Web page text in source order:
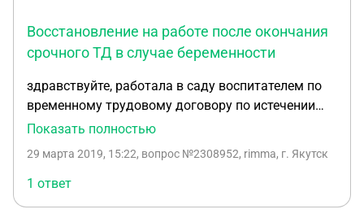
Восстановление на работе после окончания
срочного ТД в случае беременности
здравствуйте, работала в саду воспитателем по
временному трудовому договору по истечении
срока действия договора бвла уволена после
можно ли подать жалобу в трудовую инспекцию
или в суд с просьбой восстановить на работе и
выплатить пособие по родам после 3 месяцев
Показать полностью
29 марта 2019, 15:22, вопрос №2308952, rimma, г. Якутск
1 ответ